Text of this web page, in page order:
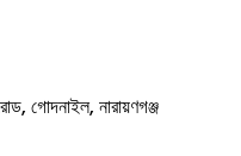
গোদনাইল, নারায়ণগঞ্জ